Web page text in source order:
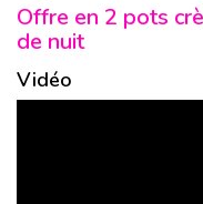
Offre en 2 pots
de nuit
Vidéo